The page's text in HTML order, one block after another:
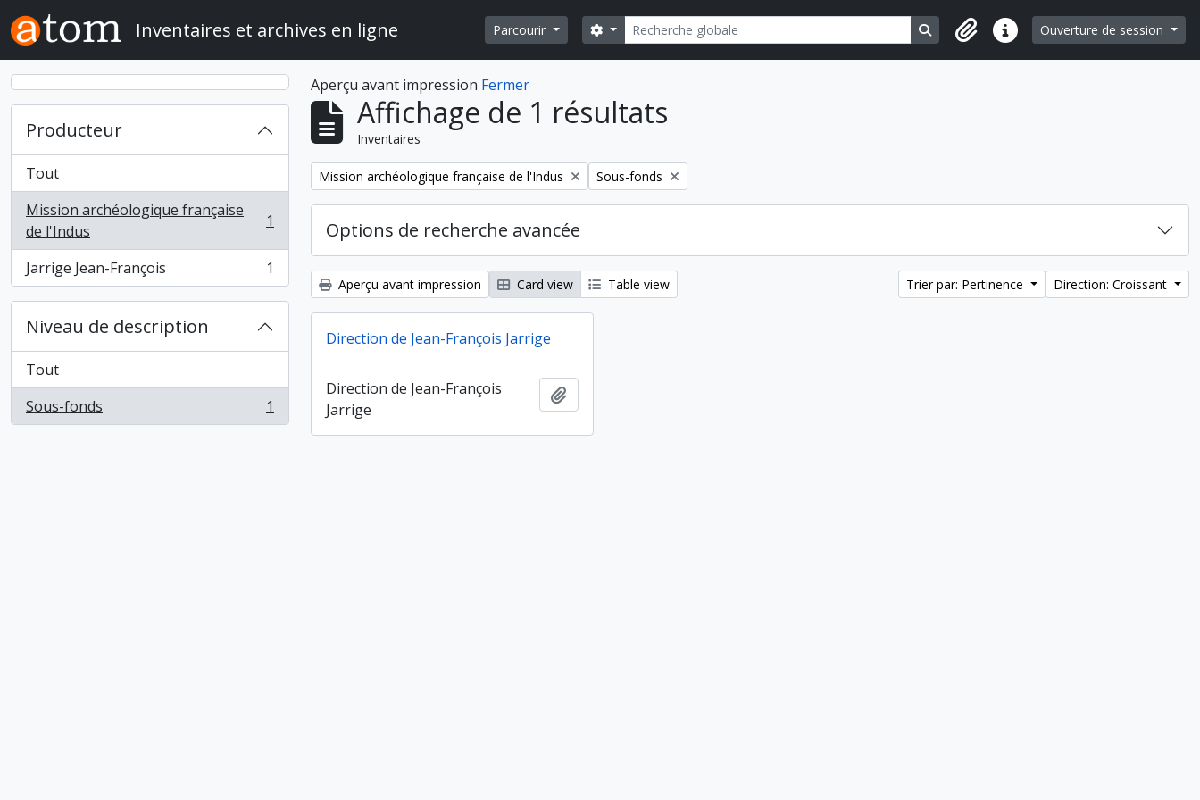
Skip to main content
Inventaires et archives en ligne Parcourir Rechercher
Search options Search in browse page
Liens rapidesOuverture de session
Producteur
Tout
Mission archéologique française
de l'Indus
, 1 résultats 1
Jarrige Jean-François
, 1 résultats 1
Niveau de description
Tout
Sous-fonds
, 1 résultats 1
Aperçu avant impression Fermer
Affichage de 1 résultats
Inventaires
Remove filter:
Mission archéologique française de l'Indus Remove filter:
Sous-fonds
Options de recherche avancée
Aperçu avant impression Card view Table view Trier par: Pertinence Direction: Croissant
Direction de Jean-François Jarrige
Direction de Jean-François
Jarrige